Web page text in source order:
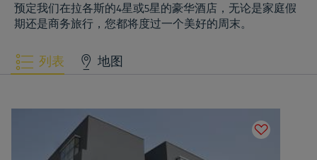
预定我们在拉各斯的4星或5星的豪华酒店，无论是家庭假
期还是商务旅行，您都将度过一个美好的周末。
列表 地图